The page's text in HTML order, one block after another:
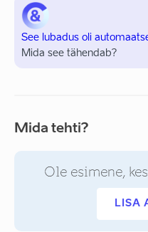
See lubadus oli
Mida see tähendab?
Mida tehti?
Ole esimene,
LISA